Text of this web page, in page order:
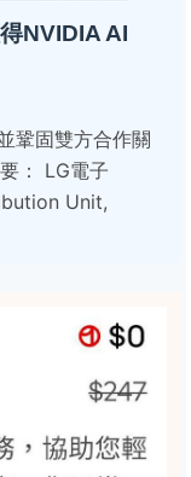
NVIDIA AI
鞏固雙方合作關
： LG電子
Unit,